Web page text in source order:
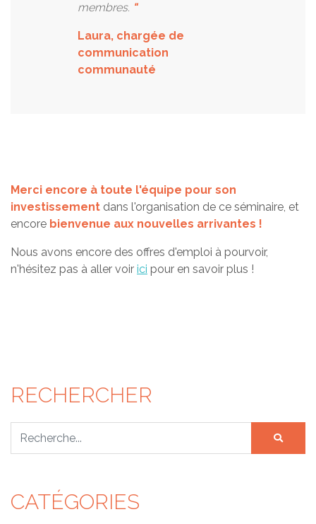
membres. "
Laura, chargée de
communication
communauté
Merci encore à toute l'équipe pour son
investissement dans l'organisation de ce séminaire, et
encore bienvenue aux nouvelles arrivantes !
Nous avons encore des offres d'emploi à pourvoir,
n'hésitez pas à aller voir ici pour en savoir plus !
RECHERCHER
CATÉGORIES